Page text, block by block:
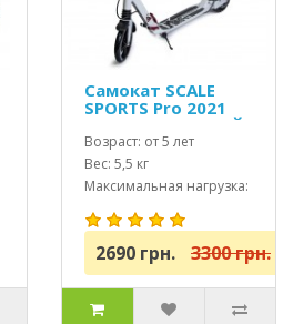
Самокат SCALE
SPORTS Pro 2021
(ss-04) USA БЕЛЫЙ
Возраст: от 5 лет
Вес: 5,5 кг
Максимальная нагрузка:
до 100 кг
2690 грн. 3300 грн.